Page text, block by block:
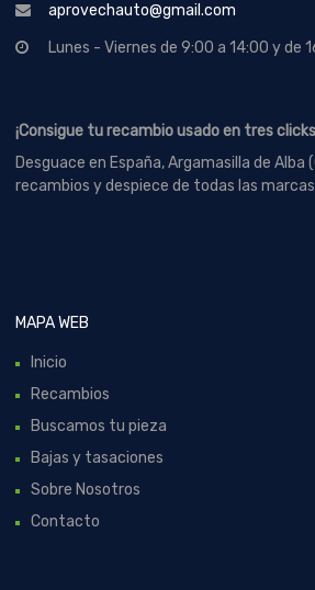
aprovechauto@gmail.com
Lunes - Viernes de 9:00 a 14:00 y de
¡Consigue tu recambio usado en tres
Desguace en España, Argamasilla de Alba
recambios y despiece de todas las
MAPA WEB
Inicio
Recambios
Buscamos tu pieza
Bajas y tasaciones
Sobre Nosotros
Contacto